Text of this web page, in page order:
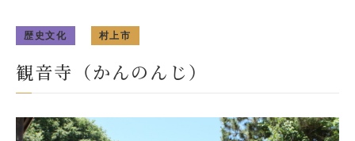
歴史文化 村上市
観音寺（かんのんじ）